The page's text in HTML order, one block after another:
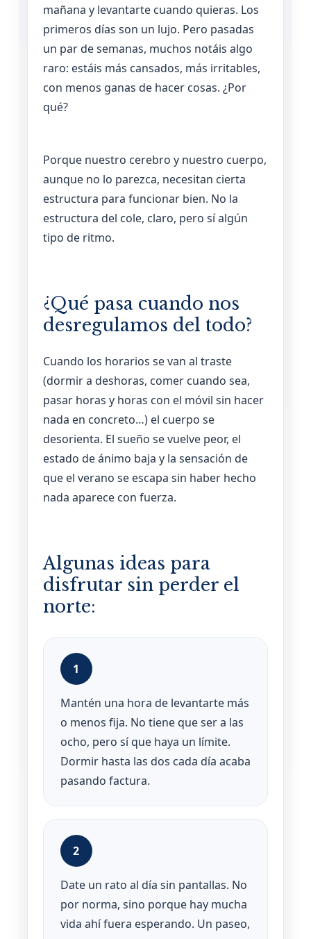
mañana y levantarte cuando quieras. Los
primeros días son un lujo. Pero pasadas
un par de semanas, muchos notáis algo
raro: estáis más cansados, más irritables,
con menos ganas de hacer cosas. ¿Por
qué?
Porque nuestro cerebro y nuestro cuerpo,
aunque no lo parezca, necesitan cierta
estructura para funcionar bien. No la
estructura del cole, claro, pero sí algún
tipo de ritmo.
¿Qué pasa cuando nos
desregulamos del todo?
Cuando los horarios se van al traste
(dormir a deshoras, comer cuando sea,
pasar horas y horas con el móvil sin hacer
nada en concreto…) el cuerpo se
desorienta. El sueño se vuelve peor, el
estado de ánimo baja y la sensación de
que el verano se escapa sin haber hecho
nada aparece con fuerza.
Algunas ideas para
disfrutar sin perder el
norte:
1
Mantén una hora de levantarte más
o menos fija. No tiene que ser a las
ocho, pero sí que haya un límite.
Dormir hasta las dos cada día acaba
pasando factura.
2
Date un rato al día sin pantallas. No
por norma, sino porque hay mucha
vida ahí fuera esperando. Un paseo,